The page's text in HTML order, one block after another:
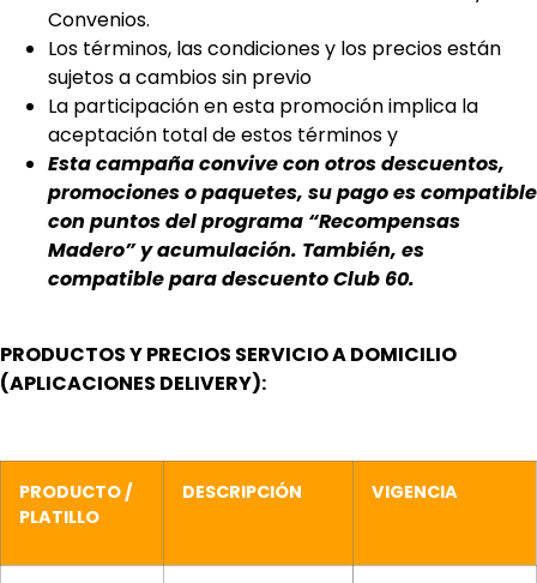
Convenios.
Los términos, las condiciones y los precios están
sujetos a cambios sin previo
La participación en esta promoción implica la
aceptación total de estos términos y
Esta campaña convive con otros descuentos,
promociones o paquetes, su pago es compatible
con puntos del programa “Recompensas
Madero” y acumulación. También, es
compatible para descuento Club 60.
PRODUCTOS Y PRECIOS SERVICIO A DOMICILIO
(APLICACIONES DELIVERY):
PRODUCTO /
PLATILLO
DESCRIPCIÓN VIGENCIA